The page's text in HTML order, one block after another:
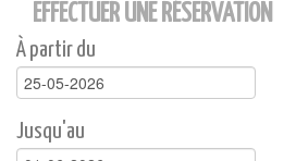
EFFECTUER UNE RÉSERVATION
À partir du
Jusqu'au